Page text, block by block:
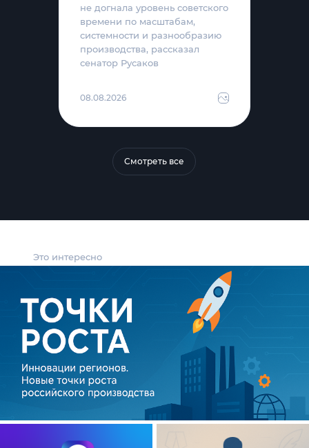
Это интересно
не догнала уровень советского
времени по масштабам,
системности и разнообразию
производства, рассказал
сенатор Русаков
08.08.2026
Смотреть все